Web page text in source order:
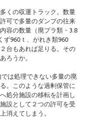
くの収運トラック。数量
可で多量のダンプの往来
容の数量（廃プラ類・3.8
ず960ｔ、がれき類960
台もあれば足りる。その
ろうか。
は処理できない多量の廃
。このような過剰保管に
処分施設の移転を計画し
設として２つの許可を受
消えてしまう。